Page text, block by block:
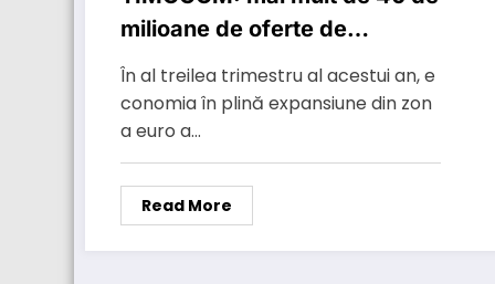
milioane de oferte de
transport și marfă
În al treilea trimestru al acestui an, e
conomia în plină expansiune din zon
a euro a…
Read More